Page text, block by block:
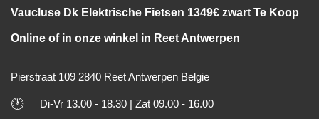
Vaucluse Dk Elektrische Fietsen 1349€ zwart Te Koop
Online of in onze winkel in Reet Antwerpen
Pierstraat 109 2840 Reet Antwerpen Belgie
🕐 Di-Vr 13.00 - 18.30 | Zat 09.00 - 16.00